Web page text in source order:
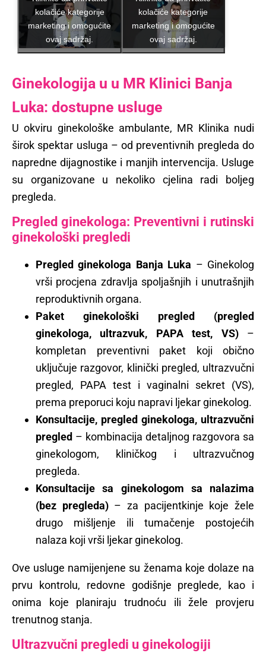
kolačiće kategorije
marketing i omogućite
ovaj sadržaj.
kolačiće kategorije
marketing i omogućite
ovaj sadržaj.
Ginekologija u u MR Klinici Banja
Luka: dostupne usluge
U okviru ginekološke ambulante, MR Klinika nudi
širok spektar usluga – od preventivnih pregleda do
napredne dijagnostike i manjih intervencija. Usluge
su organizovane u nekoliko cjelina radi boljeg
pregleda.
Pregled ginekologa: Preventivni i rutinski
ginekološki pregledi
Pregled ginekologa Banja Luka – Ginekolog
vrši procjena zdravlja spoljašnjih i unutrašnjih
reproduktivnih organa.
Paket ginekološki pregled (pregled
ginekologa, ultrazvuk, PAPA test, VS)–
kompletan preventivni paket koji obično
uključuje razgovor, klinički pregled, ultrazvučni
pregled, PAPA test i vaginalni sekret (VS),
prema preporuci koju napravi ljekar ginekolog.
Konsultacije, pregled ginekologa, ultrazvučni
pregled – kombinacija detaljnog razgovora sa
ginekologom, kliničkog i ultrazvučnog
pregleda.
Konsultacije sa ginekologom sa nalazima
(bez pregleda)– za pacijentkinje koje žele
drugo mišljenje ili tumačenje postojećih
nalaza koji vrši ljekar ginekolog.
Ove usluge namijenjene su ženama koje dolaze na
prvu kontrolu, redovne godišnje preglede, kao i
onima koje planiraju trudnoću ili žele provjeru
trenutnog stanja.
Ultrazvučni pregledi u ginekologiji